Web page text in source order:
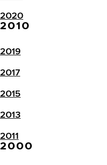
2020
2010
2019
2017
2015
2013
2011
2000